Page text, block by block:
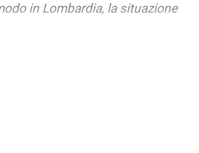
in Lombardia, la situazione